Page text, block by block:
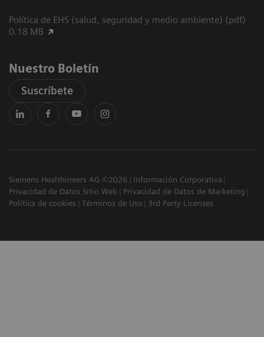
Política de EHS (salud, seguridad y medio ambiente) (pdf)
0.18 MB
Nuestro Boletín
Suscríbete
Siemens Healthineers AG ©2026
Información Corporativa
Privacidad de Datos Sitio Web
Privacidad de Datos de Marketing
Política de cookies
Términos de Uso 3rd Party Licenses